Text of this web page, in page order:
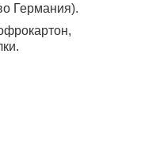
Германия).